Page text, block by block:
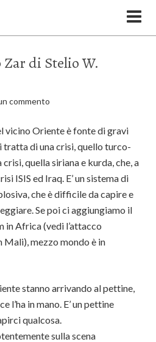
di Stelio W.
commento
vicino Oriente è fonte di gravi
tratta di una crisi, quello turco-
crisi, quella siriana e kurda, che, a
ISIS ed Iraq. E’ un sistema di
che è difficile da capire e
Se poi ci aggiungiamo il
in Africa (vedi l’attacco
mezzo mondo è in
stanno arrivando al pettine,
l’ha in mano. E’ un pettine
qualcosa.
sulla scena